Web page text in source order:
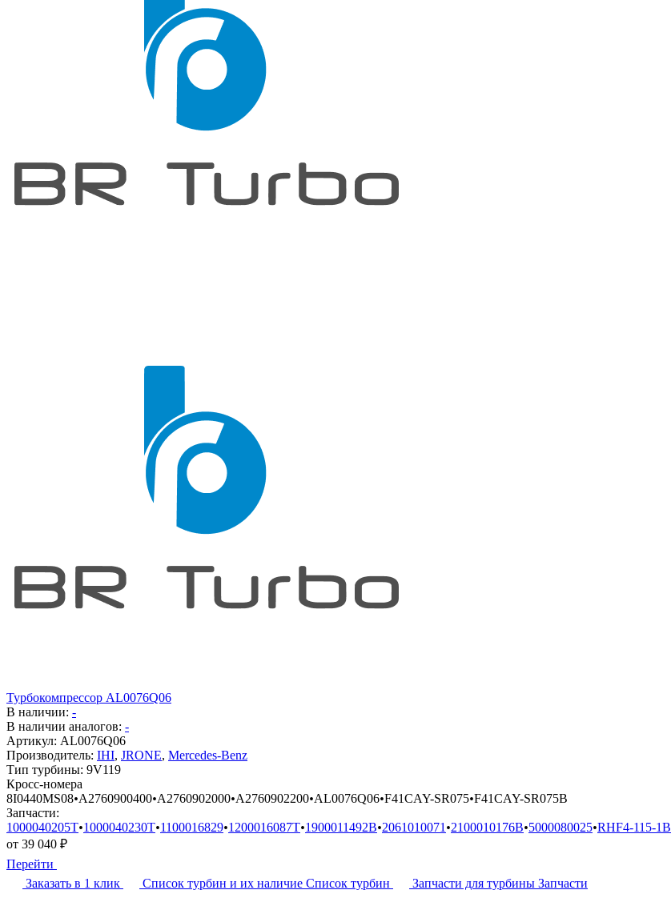
Турбокомпрессор AL0076Q06
В наличии: -
В наличии аналогов: -
Артикул: AL0076Q06
Производитель: IHI, JRONE, Mercedes-Benz
Тип турбины: 9V119
Кросс-номера
8I0440MS08•A2760900400•A2760902000•A2760902200•AL0076Q06•F41CAY-SR075•F41CAY-SR075B
Запчасти:
1000040205T•1000040230T•1100016829•1200016087T•1900011492B•2061010071 •2100010176B•5000080025•RHF4-115-1B
от 39 040 ₽
Перейти
Заказать в 1 клик
Список турбин и их наличие Список турбин Запчасти для турбины Запчасти